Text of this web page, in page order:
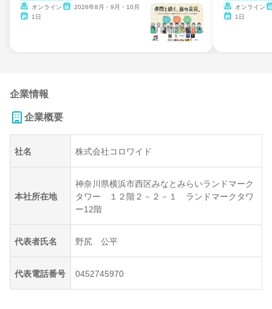
オンライン
2026年8月・9月・10月
1日
オンライン
1日
企業情報
企業概要
社名 株式会社コロワイド
本社所在地
神奈川県横浜市西区みなとみらいランドマーク
タワー １２階２－２－１ ランドマークタワ
ー12階
代表者氏名 野尻 公平
代表電話番号 0452745970